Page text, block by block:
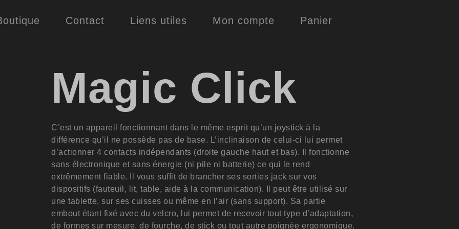
Contact Liens utiles Mon compte Panier
Magic Click
C’est un appareil fonctionnant dans le même esprit qu’un joystick à la
différence qu’il ne possède pas de base. L’inclinaison de celui-ci lui permet
d’actionner 4 contacts indépendants (droite gauche haut et bas). Il fonctionne
sans électronique et sans énergie (ni pile ni batterie) ce qui le rend
extrêmement fiable. Il vous suffit de brancher ses sorties jack sur vos
dispositifs (fauteuil, lit, table, aide à la communication). Il peut être utilisé sur
une tablette, sur ses cuisses ou même en l’air (sans support). Sa partie
embout étant fixé avec du velcro, lui permet de recevoir tout type d’adaptation,
de formes sur mesure, de fourche, de stick ou tout autre poignée ergonomique.